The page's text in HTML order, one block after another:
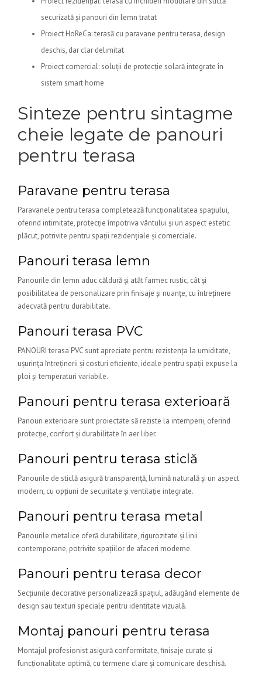
securizată și panouri din lemn tratat
Proiect HoReCa: terasă cu paravane pentru terasa, design
deschis, dar clar delimitat
Proiect comercial: soluții de protecție solară integrate în
sistem smart home
Sinteze pentru sintagme
cheie legate de panouri
pentru terasa
Paravane pentru terasa
Paravanele pentru terasa completează funcționalitatea spațiului,
oferind intimitate, protecție împotriva vântului și un aspect estetic
plăcut, potrivite pentru spații rezidențiale și comerciale.
Panouri terasa lemn
Panourile din lemn aduc căldură și atât farmec rustic, cât și
posibilitatea de personalizare prin finisaje și nuanțe, cu întreținere
adecvată pentru durabilitate.
Panouri terasa PVC
PANOURI terasa PVC sunt apreciate pentru rezistența la umiditate,
ușurința întreținerii și costuri eficiente, ideale pentru spații expuse la
ploi și temperaturi variabile.
Panouri pentru terasa exterioară
Panouri exterioare sunt proiectate să reziste la intemperii, oferind
protecție, confort și durabilitate în aer liber.
Panouri pentru terasa sticlă
Panourile de sticlă asigură transparență, lumină naturală și un aspect
modern, cu opțiuni de securitate și ventilație integrate.
Panouri pentru terasa metal
Panourile metalice oferă durabilitate, rigurozitate și linii
contemporane, potrivite spațiilor de afaceri moderne.
Panouri pentru terasa decor
Secțiunile decorative personalizează spațiul, adăugând elemente de
design sau texturi speciale pentru identitate vizuală.
Montaj panouri pentru terasa
Montajul profesionist asigură conformitate, finisaje curate și
funcționalitate optimă, cu termene clare și comunicare deschisă.